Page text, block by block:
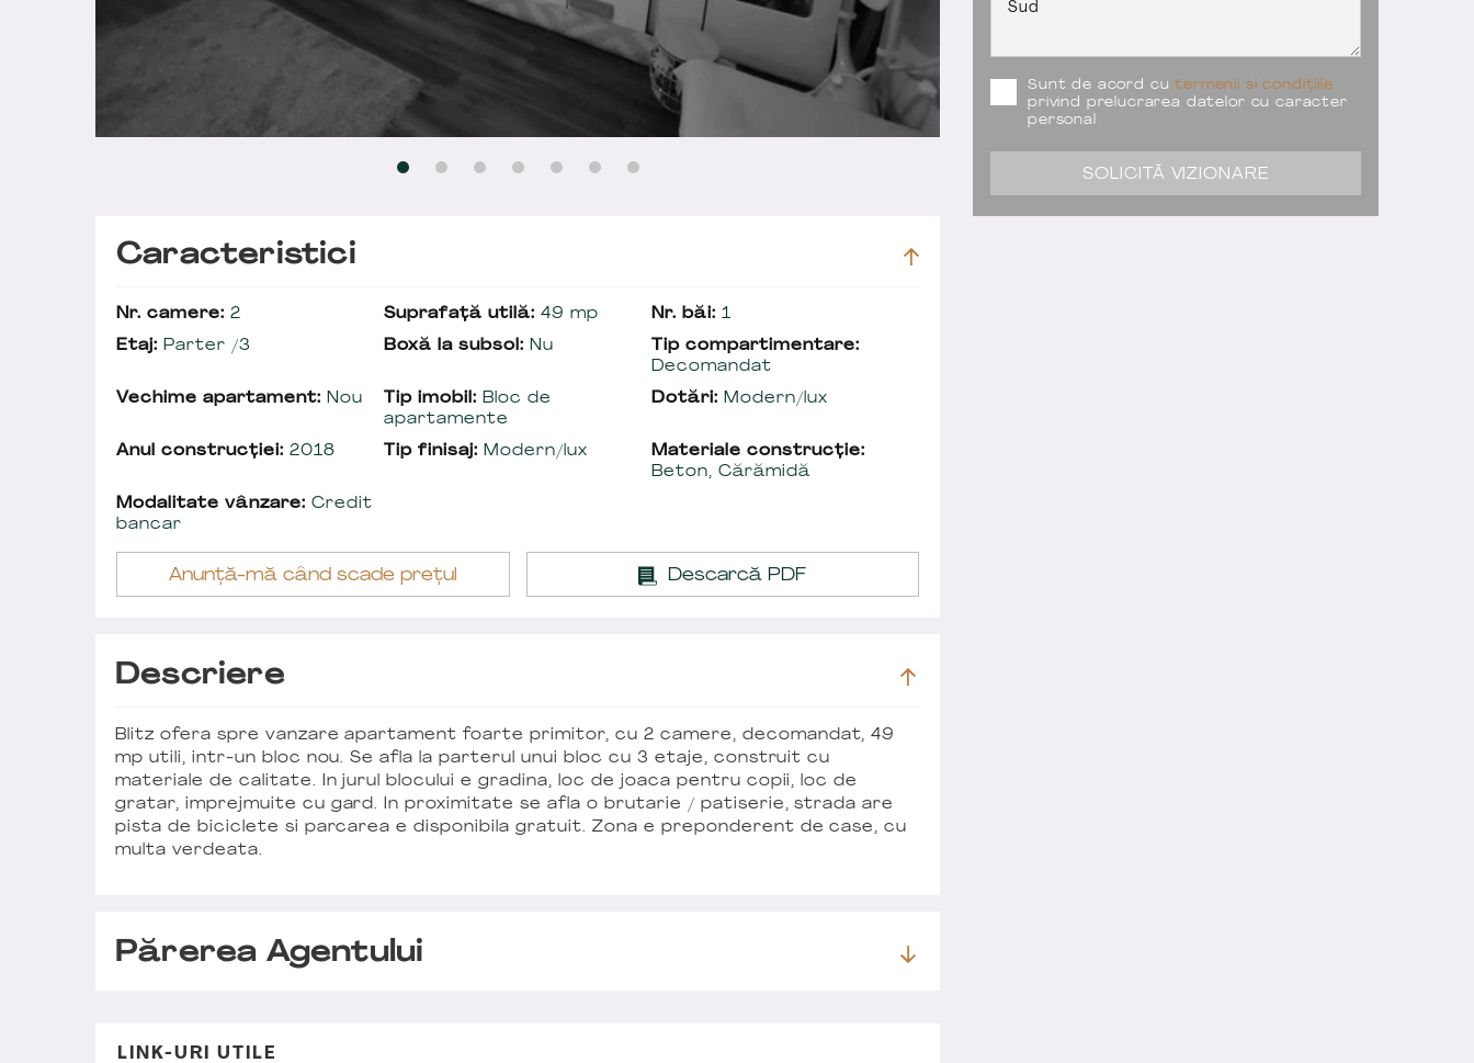
Sunt de acord cutermenii si condițiile
privind prelucrarea datelor cu caracter
personal
SOLICITĂ VIZIONARE
Caracteristici
Nr. camere: 2 Suprafață utilă: 49 mp Nr. băi: 1
Etaj: Parter /3 Boxă la subsol: Nu
Tip compartimentare:
Decomandat
Vechime apartament: Nou Tip imobil: Bloc de
apartamente
Dotări: Modern/lux
Anul construcției: 2018 Tip finisaj: Modern/lux
Materiale construcție:
Beton, Cărămidă
Modalitate vânzare: Credit
bancar
Anunță-mă când scade prețul Descarcă PDF
Descriere
Blitz ofera spre vanzare apartament foarte primitor, cu 2 camere, decomandat, 49
mp utili, intr-un bloc nou. Se afla la parterul unui bloc cu 3 etaje, construit cu
materiale de calitate. In jurul blocului e gradina, loc de joaca pentru copii, loc de
gratar, imprejmuite cu gard. In proximitate se afla o brutarie / patiserie, strada are
pista de biciclete si parcarea e disponibila gratuit. Zona e preponderent de case, cu
multa verdeata.
Părerea Agentului
LINK-URI UTILE